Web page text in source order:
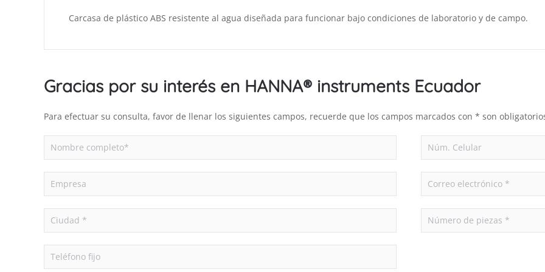
Carcasa de plástico ABS resistente al agua diseñada para funcionar bajo condiciones de laboratorio y de campo.
Gracias por su interés en HANNA® instruments Ecuador
Para efectuar su consulta, favor de llenar los siguientes campos, recuerde que los campos marcados con * son